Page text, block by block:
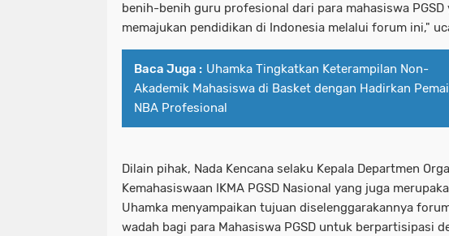
benih-benih guru profesional dari para mahasiswa PGSD
memajukan pendidikan di Indonesia melalui forum ini,"
Baca Juga : Uhamka Tingkatkan Keterampilan Non-
Akademik Mahasiswa di Basket dengan Hadirkan
NBA Profesional
Dilain pihak, Nada Kencana selaku Kepala Departmen
Kemahasiswaan IKMA PGSD Nasional yang juga
Uhamka menyampaikan tujuan diselenggarakannya
wadah bagi para Mahasiswa PGSD untuk berpartisipasi